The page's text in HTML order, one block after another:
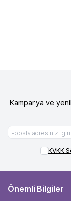
Kampanya ve
KVKK
Önemli Bilgiler